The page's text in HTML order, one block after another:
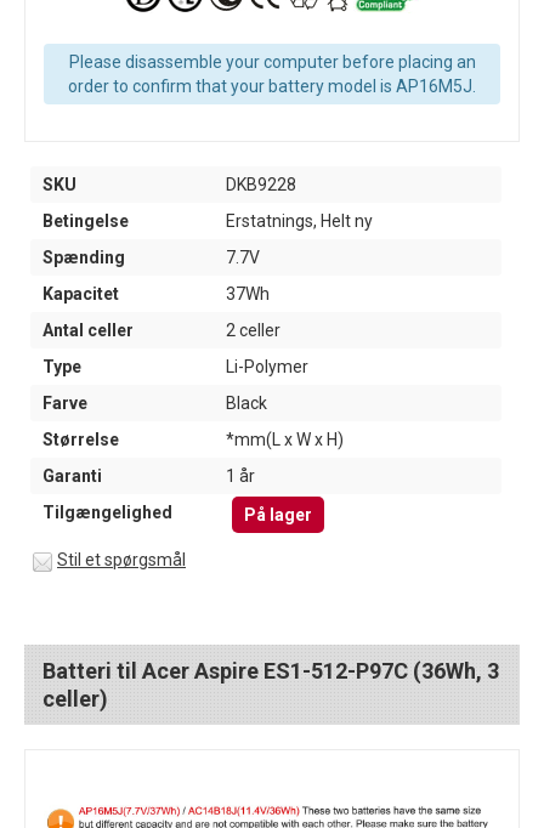
Please disassemble your computer before placing an
order to confirm that your battery model is AP16M5J.
SKU
DKB9228
Betingelse
Erstatnings, Helt ny
Spænding
7.7V
Kapacitet
37Wh
Antal celler
2 celler
Type
Li-Polymer
Farve
Black
Størrelse
*mm(L x W x H)
Garanti
1 år
Tilgængelighed
På lager
Stil et spørgsmål
Batteri til Acer Aspire ES1-512-P97C (36Wh, 3
celler)